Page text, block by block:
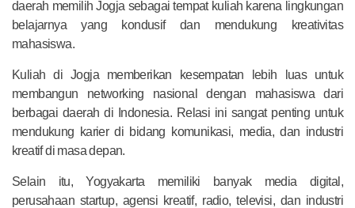
daerah memilih Jogja sebagai tempat kuliah karena lingkungan
belajarnya yang kondusif dan mendukung kreativitas
mahasiswa.
Kuliah di Jogja memberikan kesempatan lebih luas untuk
membangun networking nasional dengan mahasiswa dari
berbagai daerah di Indonesia. Relasi ini sangat penting untuk
mendukung karier di bidang komunikasi, media, dan industri
kreatif di masa depan.
Selain itu, Yogyakarta memiliki banyak media digital,
perusahaan startup, agensi kreatif, radio, televisi, dan industri